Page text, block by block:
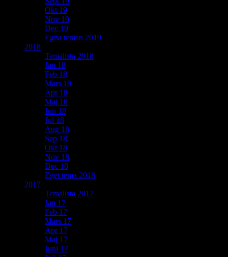
Okt 19
Nov 19
Dec 19
Egna teman 2019
2018
Temalista 2018
Jan 18
Feb 18
Mars 18
Apr 18
Maj 18
Jun 18
Jul 18
Aug 18
Sep 18
Okt 18
Nov 18
Dec 18
Eget tema 2018
2017
Temalista 2017
Jan 17
Feb 17
Mars 17
Apr 17
Maj 17
Juni 17